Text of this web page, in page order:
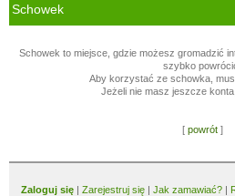
Schowek
Schowek to miejsce, gdzie możesz gromadzić
szybko
Aby korzystać ze schowka,
Jeżeli nie masz jeszcze konta,
[ powrót]
Zaloguj się | Zarejestruj się | Jak zamawiać? |